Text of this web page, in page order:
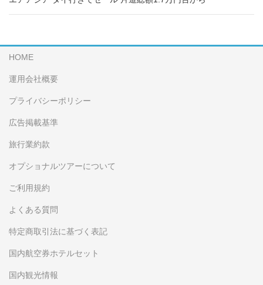
HOME
運用会社概要
プライバシーポリシー
広告掲載基準
旅行業約款
オプショナルツアーについて
ご利用規約
よくある質問
特定商取引法に基づく表記
国内航空券ホテルセット
国内観光情報